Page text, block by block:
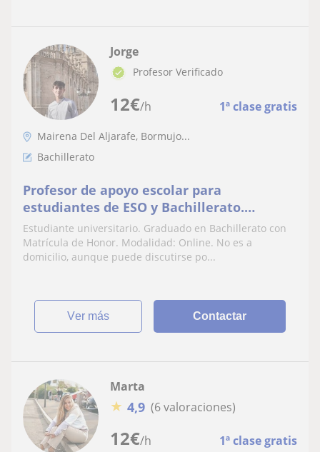
12€/h 1ª clase gratis
Jorge
Profesor Verificado
Mairena Del Aljarafe, Bormujo...
Bachillerato
Profesor de apoyo escolar para
estudiantes de ESO y Bachillerato.
Principalmente Matemáticas, Biología,
Química e Inglés
Estudiante universitario. Graduado en Bachillerato con
Matrícula de Honor. Modalidad: Online. No es a
domicilio, aunque puede discutirse po...
ver más Contactar
12€/h 1ª clase gratis
Marta
★ 4,9 (6 valoraciones)